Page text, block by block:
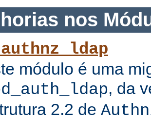
nos
módulo é uma
, da
2.2 de